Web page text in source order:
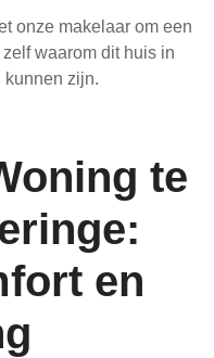
onze makelaar om een
waarom dit huis in
kunnen zijn.
te
en